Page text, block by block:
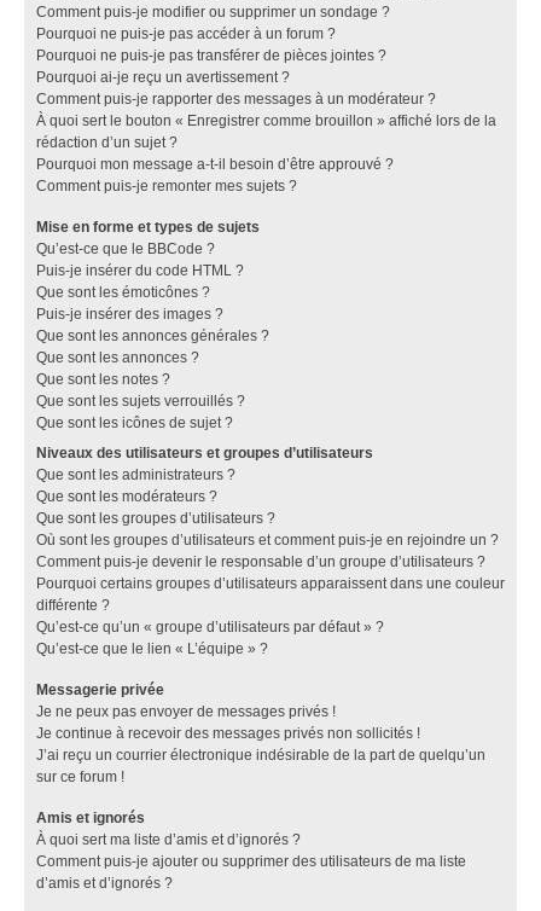
Comment puis-je modifier ou supprimer un sondage ?
Pourquoi ne puis-je pas accéder à un forum ?
Pourquoi ne puis-je pas transférer de pièces jointes ?
Pourquoi ai-je reçu un avertissement ?
Comment puis-je rapporter des messages à un modérateur ?
À quoi sert le bouton « Enregistrer comme brouillon » affiché lors de la
rédaction d’un sujet ?
Pourquoi mon message a-t-il besoin d’être approuvé ?
Comment puis-je remonter mes sujets ?
Mise en forme et types de sujets
Qu’est-ce que le BBCode ?
Puis-je insérer du code HTML ?
Que sont les émoticônes ?
Puis-je insérer des images ?
Que sont les annonces générales ?
Que sont les annonces ?
Que sont les notes ?
Que sont les sujets verrouillés ?
Que sont les icônes de sujet ?
Niveaux des utilisateurs et groupes d’utilisateurs
Que sont les administrateurs ?
Que sont les modérateurs ?
Que sont les groupes d’utilisateurs ?
Où sont les groupes d’utilisateurs et comment puis-je en rejoindre un ?
Comment puis-je devenir le responsable d’un groupe d’utilisateurs ?
Pourquoi certains groupes d’utilisateurs apparaissent dans une couleur
différente ?
Qu’est-ce qu’un « groupe d’utilisateurs par défaut » ?
Qu’est-ce que le lien « L’équipe » ?
Messagerie privée
Je ne peux pas envoyer de messages privés !
Je continue à recevoir des messages privés non sollicités !
J’ai reçu un courrier électronique indésirable de la part de quelqu’un
sur ce forum !
Amis et ignorés
À quoi sert ma liste d’amis et d’ignorés ?
Comment puis-je ajouter ou supprimer des utilisateurs de ma liste
d’amis et d’ignorés ?